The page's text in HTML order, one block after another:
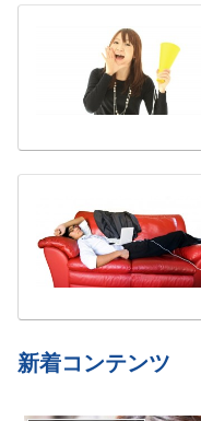
新着コンテンツ